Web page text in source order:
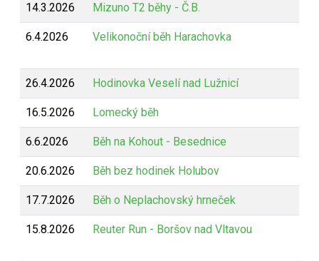
14.3.2026 Mizuno T2 běhy - Č.B.
6.4.2026 Velikonoční běh Harachovka
26.4.2026 Hodinovka Veselí nad Lužnicí
16.5.2026 Lomecký běh
6.6.2026 Běh na Kohout - Besednice
20.6.2026 Běh bez hodinek Holubov
17.7.2026 Běh o Neplachovský hrneček
15.8.2026 Reuter Run - Boršov nad Vltavou